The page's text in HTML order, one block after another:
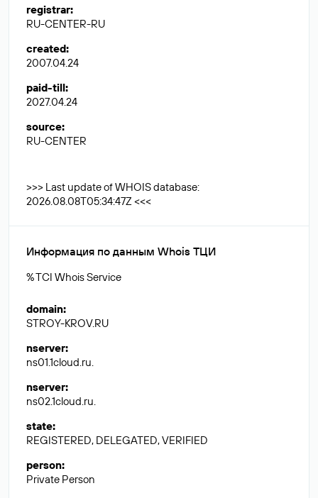
registrar:
RU-CENTER-RU
created:
2007.04.24
paid-till:
2027.04.24
source:
RU-CENTER
>>> Last update of WHOIS database:
2026.08.08T05:34:47Z <<<
Информация по данным Whois ТЦИ
% TCI Whois Service
domain:
STROY-KROV.RU
nserver:
ns01.1cloud.ru.
nserver:
ns02.1cloud.ru.
state:
REGISTERED, DELEGATED, VERIFIED
person:
Private Person